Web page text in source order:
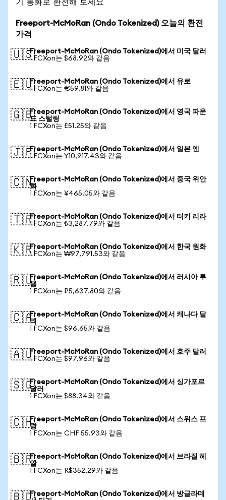
Freeport-McMoRan (Ondo Tokenized) 오늘의 환전
가격
🇺🇸Freeport-McMoRan (Ondo Tokenized)에서 미국 달러
1 FCXon는 $68.92와 같음
🇪🇺Freeport-McMoRan (Ondo Tokenized)에서 유로
1 FCXon는 €59.81와 같음
🇬🇧Freeport-McMoRan (Ondo Tokenized)에서 영국 파운
드 스털링
1 FCXon는 £51.25와 같음
🇯🇵Freeport-McMoRan (Ondo Tokenized)에서 일본 엔
1 FCXon는 ¥10,917.43와 같음
🇨🇳Freeport-McMoRan (Ondo Tokenized)에서 중국 위안
화
1 FCXon는 ¥465.05와 같음
🇹🇷Freeport-McMoRan (Ondo Tokenized)에서 터키 리라
1 FCXon는 ₺3,287.79와 같음
🇰🇷Freeport-McMoRan (Ondo Tokenized)에서 한국 원화
1 FCXon는 ₩97,791.53와 같음
🇷🇺Freeport-McMoRan (Ondo Tokenized)에서 러시아 루
블
1 FCXon는 ₽5,637.80와 같음
🇨🇦Freeport-McMoRan (Ondo Tokenized)에서 캐나다 달
러
1 FCXon는 $96.65와 같음
🇦🇺Freeport-McMoRan (Ondo Tokenized)에서 호주 달러
1 FCXon는 $97.96와 같음
🇸🇬Freeport-McMoRan (Ondo Tokenized)에서 싱가포르
달러
1 FCXon는 $88.34와 같음
🇨🇭Freeport-McMoRan (Ondo Tokenized)에서 스위스 프
랑
1 FCXon는 CHF 55.93와 같음
🇧🇷Freeport-McMoRan (Ondo Tokenized)에서 브라질 헤
알
1 FCXon는 R$352.29와 같음
🇧🇩Freeport-McMoRan (Ondo Tokenized)에서 방글라데